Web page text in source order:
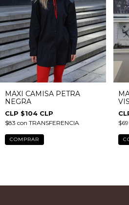
MAXI CAMISA PETRA
NEGRA
$104 CLP
$83 con TRANSFERENCIA
COMPRAR
$69